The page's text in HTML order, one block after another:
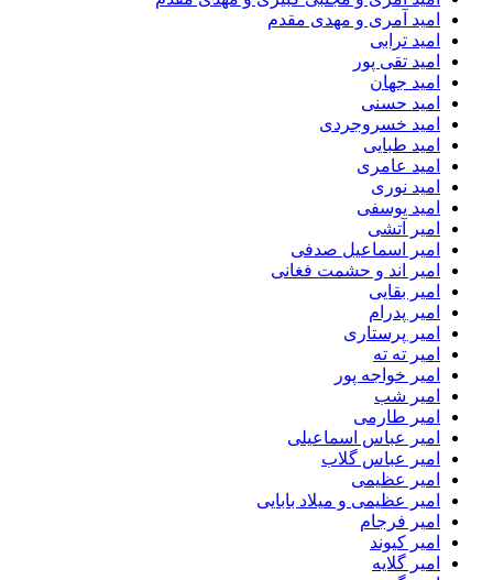
امید آمری و مهدی مقدم
امید ترابی
امید تقی پور
امید جهان
امید حسنی
امید خسروجردی
امید طبایی
امید عامری
امید نوری
امید یوسفی
امیر آتشی
امیر اسماعیل صدفی
امیر اند و حشمت فغانی
امیر بقایی
امیر پدرام
امیر پرستاری
امیر ته ته
امیر خواجه پور
امیر شب
امیر طارمی
امیر عباس اسماعیلی
امیر عباس گلاب
امیر عظیمی
امیر عظیمی و میلاد بابایی
امیر فرجام
امیر کیوند
امیر گلایه